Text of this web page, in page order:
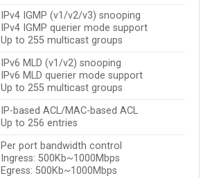
IPv4 IGMP (v1/v2/v3) snooping
IPv4 IGMP querier mode support
Up to 255 multicast groups
IPv6 MLD (v1/v2) snooping
IPv6 MLD querier mode support
Up to 255 multicast groups
IP-based ACL/MAC-based ACL
Up to 256 entries
Per port bandwidth control
Ingress: 500Kb~1000Mbps
Egress: 500Kb~1000Mbps